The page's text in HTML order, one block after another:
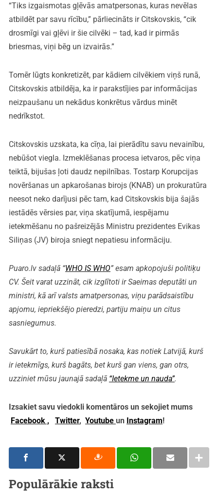
“Tiks izgaismotas gļēvās amatpersonas, kuras nevēlas
atbildēt par savu rīcību,” pārliecināts ir Citskovskis, “cik
drosmīgi vai gļēvi ir šie cilvēki – tad, kad ir pirmās
briesmas, viņi bēg un izvairās.”
Tomēr lūgts konkretizēt, par kādiem cilvēkiem viņš runā,
Citskovskis atbildēja, ka ir parakstījies par informācijas
neizpaušanu un nekādus konkrētus vārdus minēt
nedrīkstot.
Citskovskis uzskata, ka cīņa, lai pierādītu savu nevainību,
nebūšot viegla. Izmeklēšanas procesa ietvaros, pēc viņa
teiktā, bijušas ļoti daudz nepilnības. Tostarp Korupcijas
novēršanas un apkarošanas birojs (KNAB) un prokuratūra
neesot neko darījusi pēc tam, kad Citskovskis bija šajās
iestādēs vērsies par, viņa skatījumā, iespējamu
ietekmēšanu no pašreizējās Ministru prezidentes Evikas
Siliņas (JV) biroja sniegt nepatiesu informāciju.
Puaro.lv sadaļā “WHO IS WHO” esam apkopojuši politiķu
CV. Šeit varat uzzināt, cik izglītoti ir Saeimas deputāti un
ministri, kā arī valsts amatpersonas, viņu parādsaistību
apjomu, iepriekšējo pieredzi, partiju maiņu un citus
sasniegumus.
Savukārt to, kurš patiesībā nosaka, kas notiek Latvijā, kurš
ir ietekmīgs, kurš bagāts, bet kurš gan viens, gan otrs,
uzziniet mūsu jaunajā sadaļā “Ietekme un nauda”.
Izsakiet savu viedokli komentāros un sekojiet mums
Facebook ,
Twitter, Youtube un Instagram!
Populārākie raksti